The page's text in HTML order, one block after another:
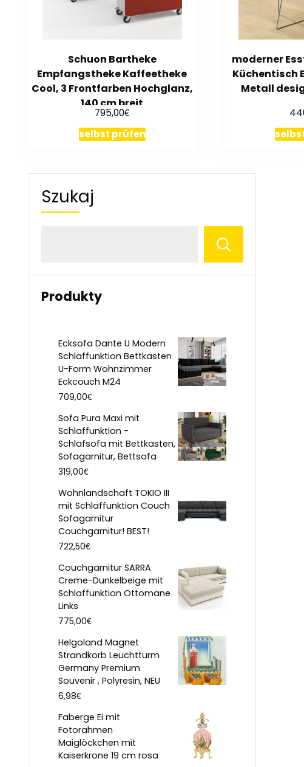
Schuon Bartheke
Empfangstheke Kaffeetheke
Cool, 3 Frontfarben Hochglanz,
140 cm breit
795,00€
selbst prüfen
moderner
Küchentisch
Metall
Szukaj
Produkty
Ecksofa Dante U Modern
Schlaffunktion Bettkasten
U-Form Wohnzimmer
Eckcouch M24
709,00€
Sofa Pura Maxi mit
Schlaffunktion -
Schlafsofa mit Bettkasten,
Sofagarnitur, Bettsofa
319,00€
Wohnlandschaft TOKIO III
mit Schlaffunktion Couch
Sofagarnitur
Couchgarnitur! BEST!
722,50€
Couchgarnitur SARRA
Creme-Dunkelbeige mit
Schlaffunktion Ottomane
Links
775,00€
Helgoland Magnet
Strandkorb Leuchtturm
Germany Premium
Souvenir , Polyresin, NEU
6,98€
Faberge Ei mit
Fotorahmen
Maiglöckchen mit
Kaiserkrone 19 cm rosa